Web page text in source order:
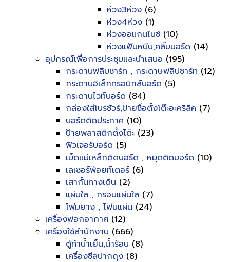
ห่วง3ห่วง (6)
ห่วง4ห่วง (1)
ห่วงออแกนไนซ์ (10)
ห่วงแฟ้มหนีบ,คลิ๊บบอร์ด (14)
อุปกรณ์เพื่อการประชุมและนำเสนอ (195)
กระดานฟลิบชาร์ท , กระดาษฟลิปชาร์ท (12)
กระดานอิเล็กทรอนิกส์บอร์ด (5)
กระดานไวท์บอร์ด (84)
กล่องใส่โบรชัวร์,ป้ายชื่อตั้งโต๊ะอะคริลิค (7)
บอร์ดติดประกาศ (10)
ป้ายพลาสติกตั้งโต๊ะ (23)
ฟิวเจอร์บอร์ด (5)
เม็ดแม่เหล็กติดบอร์ด , หมุดติดบอร์ด (10)
เลเซอร์พ้อยท์เตอร์ (6)
เสากั้นทางเดิน (2)
แผ่นใส , กรอบแผ่นใส (7)
โฟมยาง , โฟมแผ่น (24)
เครื่องฟอกอากาศ (12)
เครื่องใช้สำนักงาน (666)
ตู้ทำน้ำเย็น,น้ำร้อน (8)
เครื่องซีลปากถุง (8)